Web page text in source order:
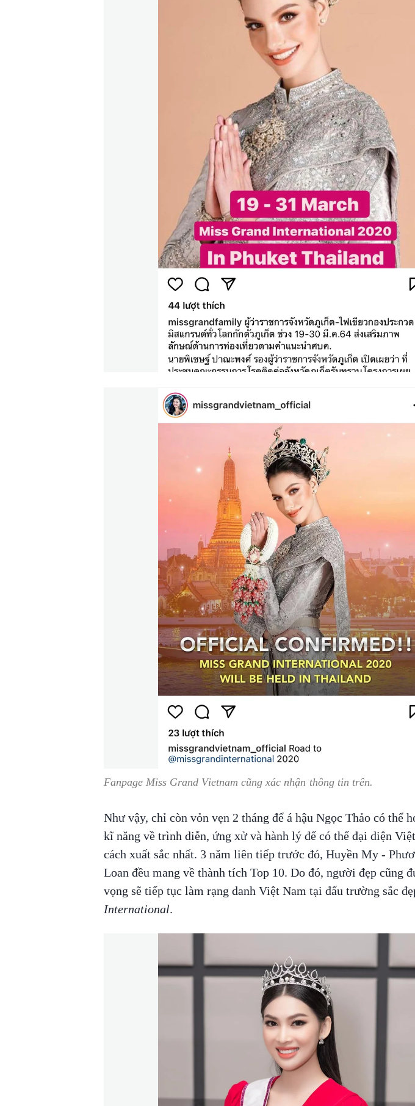
Fanpage Miss Grand Vietnam cũng xác nhận thông tin trên.
Như vậy, chỉ còn vỏn vẹn 2 tháng để á hậu Ngọc Thảo có thể
kĩ năng về trình diễn, ứng xử và hành lý để có thể đại diện
cách xuất sắc nhất. 3 năm liên tiếp trước đó, Huyền My -
Loan đều mang về thành tích Top 10. Do đó, người đẹp cũng
vọng sẽ tiếp tục làm rạng danh Việt Nam tại đấu trường sắc
International.